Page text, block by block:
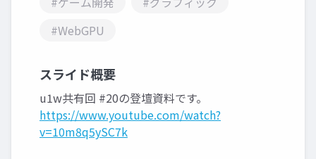
#WebGPU
スライド概要
u1w共有回 #20の登壇資料です。
https://www.youtube.com/watch?
v=10m8q5ySC7k